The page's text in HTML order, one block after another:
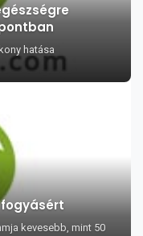
hatása
fogyásért
kevesebb, mint 50